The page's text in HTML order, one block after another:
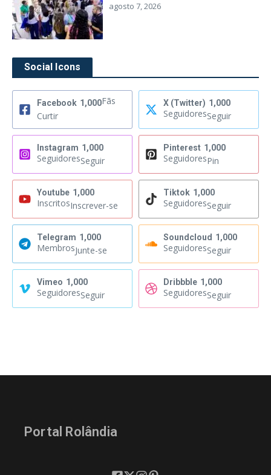
agosto 7, 2026
Social Icons
Facebook 1,000Fãs
Curtir
X (Twitter) 1,000
SeguidoresSeguir
Instagram 1,000
SeguidoresSeguir
Pinterest 1,000
SeguidoresPin
Youtube 1,000
InscritosInscrever-se
Tiktok 1,000
SeguidoresSeguir
Telegram 1,000
MembrosJunte-se
Soundcloud 1,000
SeguidoresSeguir
Vimeo 1,000
SeguidoresSeguir
Dribbble 1,000
SeguidoresSeguir
Portal Rolândia